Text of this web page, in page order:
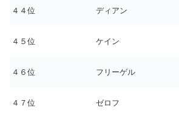
４４位 ディアン
４５位 ケイン
４６位 フリーゲル
４７位 ゼロフ